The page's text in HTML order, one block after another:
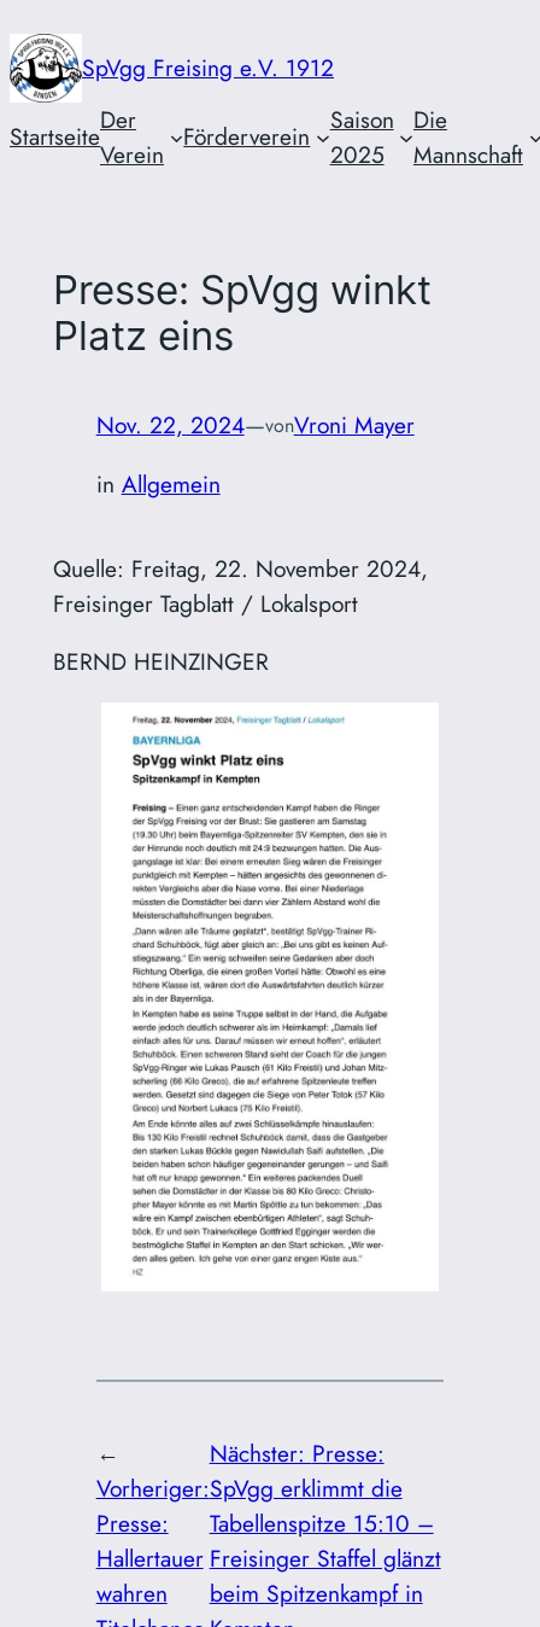
Zum
Inhalt
springen
SpVgg Freising e.V. 1912
Startseite
Der
Verein
Förderverein
Saison
2025
Die
Mannschaft
Presse: SpVgg winkt
Platz eins
Nov. 22, 2024—vonVroni Mayer
in Allgemein
Quelle: Freitag, 22. November 2024,
Freisinger Tagblatt / Lokalsport
BERND HEINZINGER
←
Vorheriger:
Presse:
Hallertauer
wahren
Nächster: Presse:
SpVgg erklimmt die
Tabellenspitze 15:10 –
Freisinger Staffel glänzt
beim Spitzenkampf in